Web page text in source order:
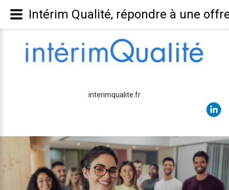
interimqualite.fr
Intérim Qualité, répondre à une